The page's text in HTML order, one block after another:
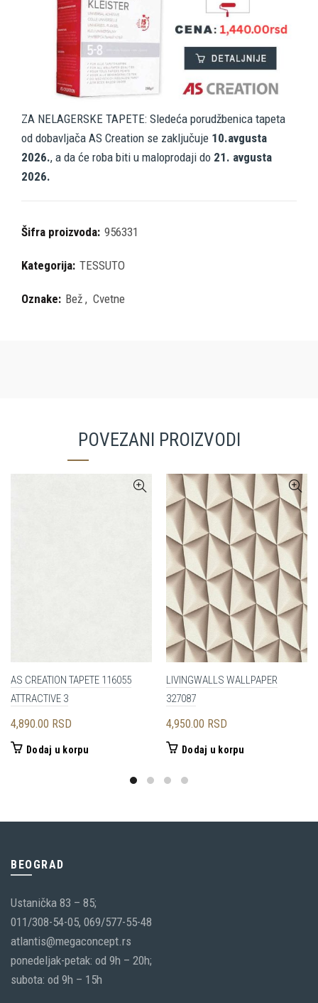
ZA NELAGERSKE TAPETE: Sledeća porudžbenica tapeta
od dobavljača AS Creation se zaključuje 10.avgusta
2026., a da će roba biti u maloprodaji do 21. avgusta
2026.
Šifra proizvoda: 956331
Kategorija: TESSUTO
Oznake: Bež , Cvetne
POVEZANI PROIZVODI
AS CREATION TAPETE 116055
ATTRACTIVE 3
4,890.00 RSD
Dodaj u korpu
LIVINGWALLS WALLPAPER
327087
4,950.00 RSD
Dodaj u korpu
BEOGRAD
Ustanička 83 – 85;
011/308-54-05, 069/577-55-48
atlantis@megaconcept.rs
ponedeljak-petak: od 9h – 20h;
subota: od 9h – 15h